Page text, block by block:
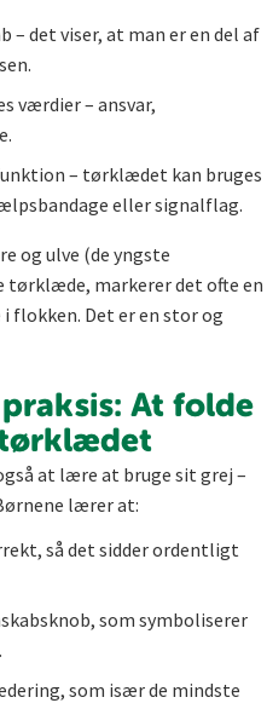
det viser, at man er en del af
værdier – ansvar,
– tørklædet kan bruges
eller signalflag.
og ulve (de yngste
tørklæde, markerer det ofte en
flokken. Det er en stor og
At folde
at lære at bruge sit grej –
lærer at:
så det sidder ordentligt
som symboliserer
som især de mindste